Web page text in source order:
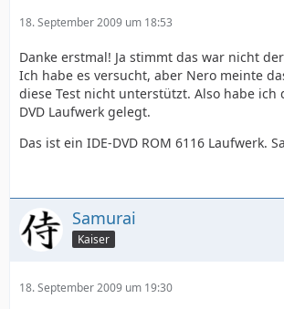
18. September 2009 um 18:53
Danke erstmal! Ja stimmt das war nicht
Ich habe es versucht, aber Nero meinte
diese Test nicht unterstützt. Also habe ich
DVD Laufwerk gelegt.
Das ist ein IDE-DVD ROM 6116 Laufwerk.
Samurai
Kaiser
18. September 2009 um 19:30